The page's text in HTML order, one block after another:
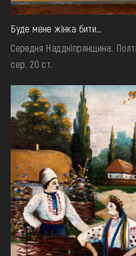
Буде мене жінка бити…
Середня Наддніпрянщина.
сер. 20 ст.